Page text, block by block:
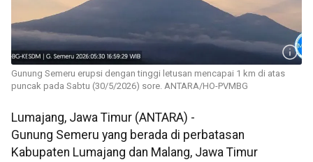
Gunung Semeru erupsi dengan tinggi letusan mencapai 1 km di atas
puncak pada Sabtu (30/5/2026) sore. ANTARA/HO-PVMBG
Lumajang, Jawa Timur (ANTARA) -
Gunung Semeru yang berada di perbatasan
Kabupaten Lumajang dan Malang, Jawa Timur